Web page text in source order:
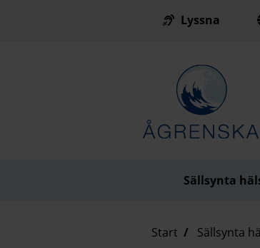
Lyssna
Sällsynta
Start Sällsynta